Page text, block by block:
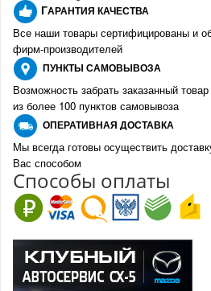
ГАРАНТИЯ КАЧЕСТВА
Все наши товары сертифицированы и
фирм-производителей
ПУНКТЫ САМОВЫВОЗА
Возможность забрать заказанный
из более 100 пунктов самовывоза
ОПЕРАТИВНАЯ ДОСТАВКА
Мы всегда готовы осуществить
Вас способом
Способы оплаты